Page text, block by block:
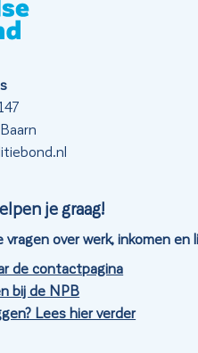
je graag!
vragen over werk, inkomen en
de contactpagina
bij de NPB
Lees hier verder